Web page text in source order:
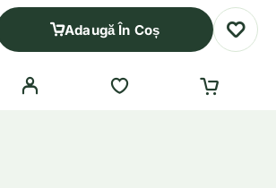
Adaugă În Coș